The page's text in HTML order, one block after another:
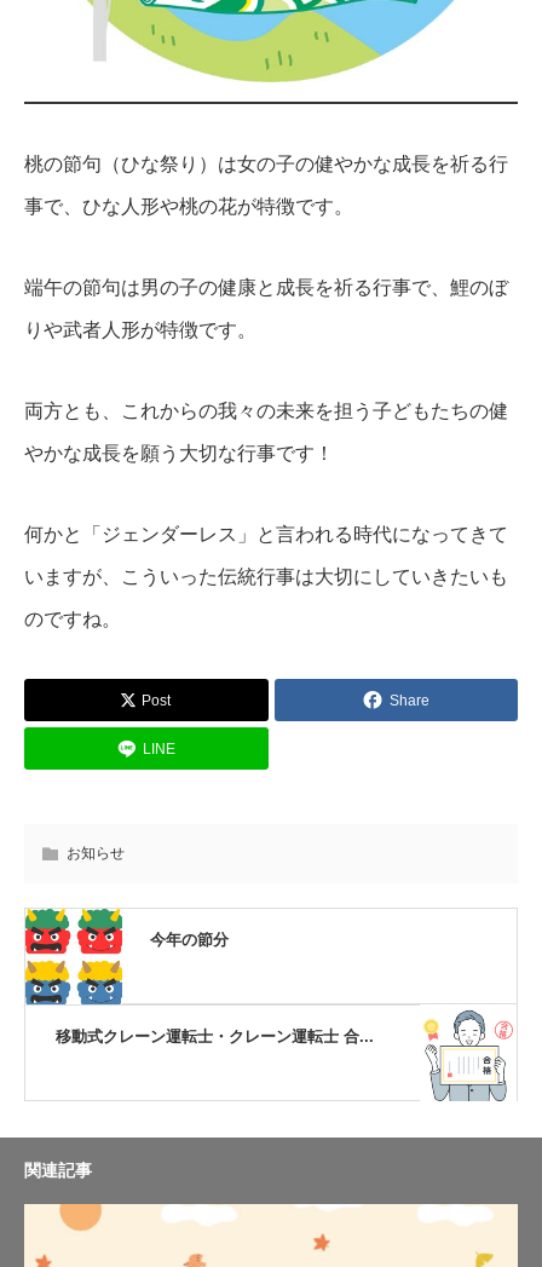
桃の節句（ひな祭り）は女の子の健やかな成長を祈る行
事で、ひな人形や桃の花が特徴です。
端午の節句は男の子の健康と成長を祈る行事で、鯉のぼ
りや武者人形が特徴です。
両方とも、これからの我々の未来を担う子どもたちの健
やかな成長を願う大切な行事です！
何かと「ジェンダーレス」と言われる時代になってきて
いますが、こういった伝統行事は大切にしていきたいも
のですね。
Post Share
LINE
お知らせ
今年の節分
移動式クレーン運転士・クレーン運転士 合...
関連記事